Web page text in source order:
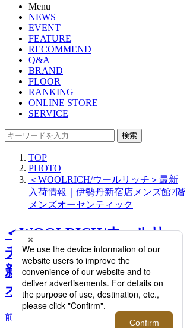
Menu
NEWS
EVENT
FEATURE
RECOMMEND
Q&A
BRAND
FLOOR
RANKING
ONLINE STORE
SERVICE
検索
TOP
PHOTO
＜WOOLRICH/ウールリッチ＞最新
入荷情報｜伊勢丹新宿店メンズ館7階
メンズオーセンティック
＜WOOLRICH/ウールリッ
チ＞最新入荷情報｜伊勢丹
新宿店メンズ館7階メンズ
オーセンティック >>
前へ